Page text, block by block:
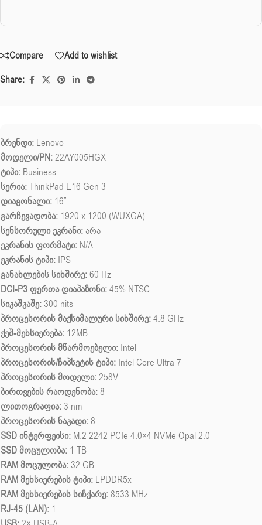
Compare
Add to wishlist
Share:
ბრენდი: Lenovo
მოდელი/PN:22AY005HGX
ტიპი: Business
სერია:ThinkPad E16 Gen 3
დიაგონალი: 16”
გარჩევადობა: 1920 x 1200 (WUXGA)
სენსორული ეკრანი:არა
ეკრანის ფორმატი: N/A
ეკრანის ტიპი: IPS
განახლების სიხშირე:60 Hz
DCI-P3 ფერთა დიაპაზონი:45% NTSC
სიკაშკაშე: 300 nits
პროცესორის მაქსიმალური სიხშირე:4.8 GHz
ქეშ-მეხსიერება: 12MB
პროცესორის მწარმოებელი: Intel
პროცესორის/ჩიპსეტის ტიპი: Intel Core Ultra 7
პროცესორის მოდელი:258V
ბირთვების რაოდენობა:8
ლითოგრაფია: 3 nm
პროცესორის ნაკადი:8
SSD ინტერფეისი: M.2 2242 PCIe 4.0×4 NVMe Opal 2.0
SSD მოცულობა: 1 TB
RAM მოცულობა: 32 GB
RAM მეხსიერების ტიპი: LPDDR5x
RAM მეხსიერების სიჩქარე:8533 MHz
RJ-45 (LAN): 1